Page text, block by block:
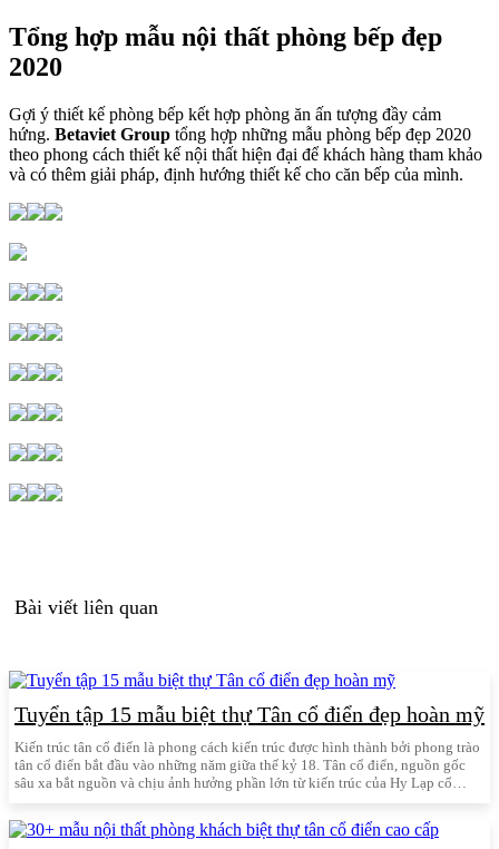
Tổng hợp mẫu nội thất phòng bếp đẹp
2020
Gợi ý thiết kế phòng bếp kết hợp phòng ăn ấn tượng đầy cảm
hứng. Betaviet Group tổng hợp những mẫu phòng bếp đẹp 2020
theo phong cách thiết kế nội thất hiện đại để khách hàng tham khảo
và có thêm giải pháp, định hướng thiết kế cho căn bếp của mình.
Bài viết liên quan
Tuyển tập 15 mẫu biệt thự Tân cổ điển đẹp hoàn mỹ
Kiến trúc tân cổ điển là phong cách kiến trúc được hình thành bởi phong trào
tân cổ điển bắt đầu vào những năm giữa thế kỷ 18. Tân cổ điển, nguồn gốc
sâu xa bắt nguồn và chịu ảnh hưởng phần lớn từ kiến trúc của Hy Lạp cổ…